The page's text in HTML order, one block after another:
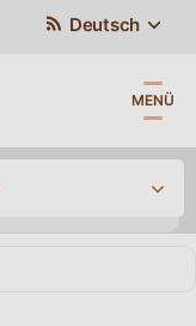
Deutsch
MENÜ